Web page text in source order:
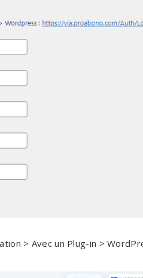
> Avec un Plug-in >